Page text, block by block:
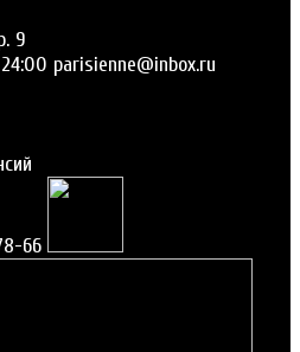
9
parisienne@inbox.ru
66